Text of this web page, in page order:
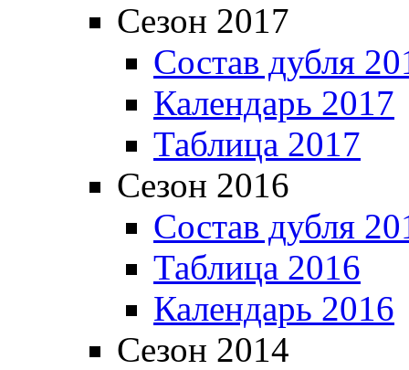
Сезон 2017
Состав дубля
Календарь 2017
Таблица 2017
Сезон 2016
Состав дубля
Таблица 2016
Календарь 2016
Сезон 2014